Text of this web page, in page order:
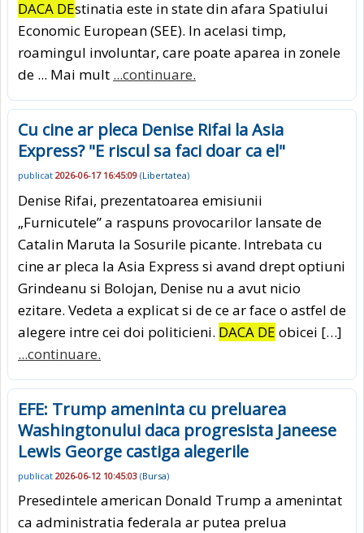
DACA DEstinatia este in state din afara Spatiului
Economic European (SEE). In acelasi timp,
roamingul involuntar, care poate aparea in zonele
de ... Mai mult ...continuare.
Cu cine ar pleca Denise Rifai la Asia
Express? "E riscul sa faci doar ca el"
publicat 2026-06-17 16:45:09 (Libertatea)
Denise Rifai, prezentatoarea emisiunii
„Furnicutele” a raspuns provocarilor lansate de
Catalin Maruta la Sosurile picante. Intrebata cu
cine ar pleca la Asia Express si avand drept optiuni
Grindeanu si Bolojan, Denise nu a avut nicio
ezitare. Vedeta a explicat si de ce ar face o astfel de
alegere intre cei doi politicieni. DACA DE obicei […]
...continuare.
EFE: Trump ameninta cu preluarea
Washingtonului daca progresista Janeese
Lewis George castiga alegerile
publicat 2026-06-12 10:45:03 (Bursa)
Presedintele american Donald Trump a amenintat
ca administratia federala ar putea prelua